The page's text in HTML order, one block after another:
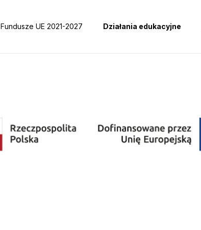
Fundusze UE 2021-2027 Działania edukacyjne